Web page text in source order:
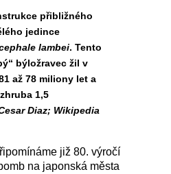
přibližného
jedince
lambei. Tento
býložravec žil v
až 78 miliony let a
1,5
Diaz; Wikipedia
již 80. výročí
na japonská města